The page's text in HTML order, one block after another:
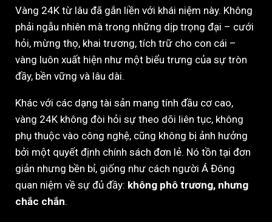
Vàng 24K từ lâu đã gắn liền với khái niệm này. Không
phải ngẫu nhiên mà trong những dịp trọng đại – cưới
hỏi, mừng thọ, khai trương, tích trữ cho con cái –
vàng luôn xuất hiện như một biểu trưng của sự tròn
đầy, bền vững và lâu dài.
Khác với các dạng tài sản mang tính đầu cơ cao,
vàng 24K không đòi hỏi sự theo dõi liên tục, không
phụ thuộc vào công nghệ, cũng không bị ảnh hưởng
bởi một quyết định chính sách đơn lẻ. Nó tồn tại đơn
giản nhưng bền bỉ, giống như cách người Á Đông
quan niệm về sự đủ đầy: không phô trương, nhưng
chắc chắn.